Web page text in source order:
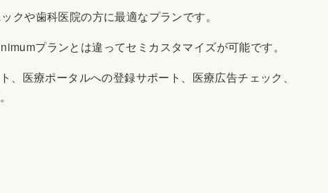
クや歯科医院の方に最適なプランです。
プランとは違ってセミカスタマイズが可能です。
医療ポータルへの登録サポート、医療広告チェック、